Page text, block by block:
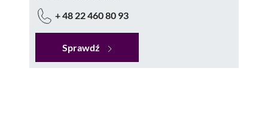
+ 48 22 460 80 93
Sprawdź